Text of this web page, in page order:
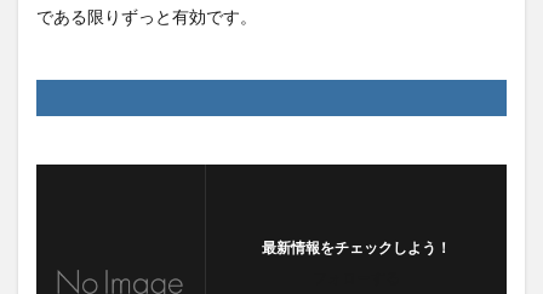
である限りずっと有効です。
最新情報をチェックしよう！